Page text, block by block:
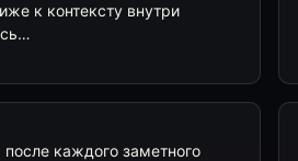
к контексту внутри
каждого заметного